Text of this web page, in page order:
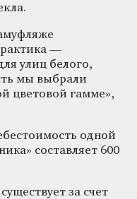
—
улиц белого,
мы выбрали
цветовой гамме»,
одной
составляет 600
за счет